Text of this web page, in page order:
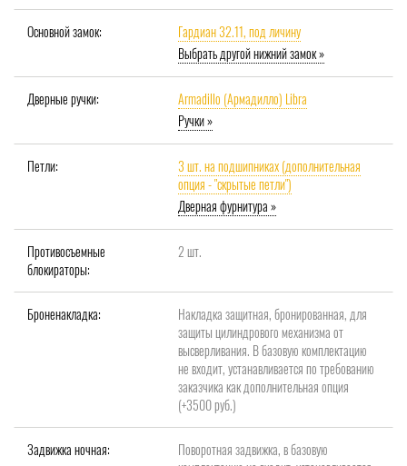
Основной замок:
Гардиан 32.11, под личину
Выбрать другой нижний замок »
Дверные ручки:
Armadillo (Армадилло) Libra
Ручки »
Петли:
3 шт. на подшипниках (дополнительная
опция - "скрытые петли")
Дверная фурнитура »
Противосъемные
блокираторы:
2 шт.
Броненакладка:
Накладка защитная, бронированная, для
защиты цилиндрового механизма от
высверливания. В базовую комплектацию
не входит, устанавливается по требованию
заказчика как дополнительная опция
(+3500 руб.)
Задвижка ночная:
Поворотная задвижка, в базовую